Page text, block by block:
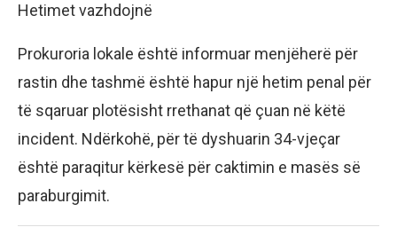
Hetimet vazhdojnë
Prokuroria lokale është informuar menjëherë për
rastin dhe tashmë është hapur një hetim penal për
të sqaruar plotësisht rrethanat që çuan në këtë
incident. Ndërkohë, për të dyshuarin 34-vjeçar
është paraqitur kërkesë për caktimin e masës së
paraburgimit.